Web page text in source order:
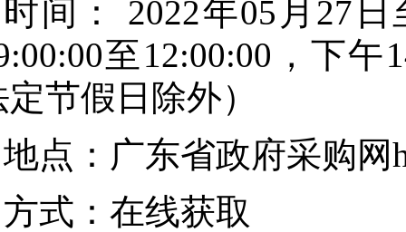
时间：
2022年05月27日
至 12:00:00 ，下午
节假日除外）
地点： 广东省政府采购网
方式： 在线获取